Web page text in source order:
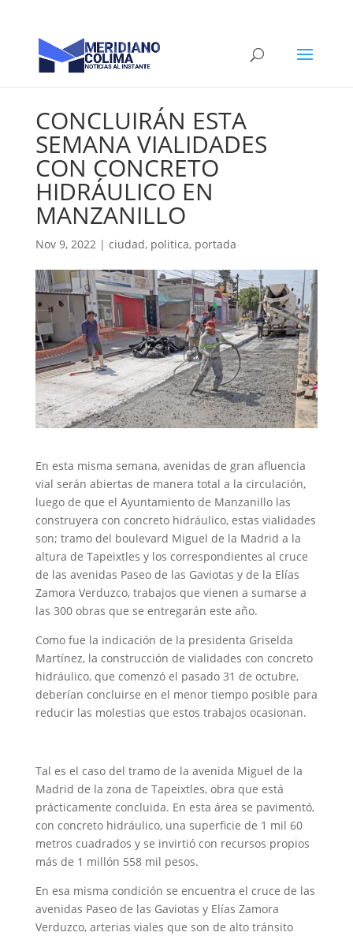
CONCLUIRÁN ESTA
SEMANA VIALIDADES
CON CONCRETO
HIDRÁULICO EN
MANZANILLO
Nov 9, 2022| ciudad, politica, portada
En esta misma semana, avenidas de gran afluencia
vial serán abiertas de manera total a la circulación,
luego de que el Ayuntamiento de Manzanillo las
construyera con concreto hidráulico, estas vialidades
son; tramo del boulevard Miguel de la Madrid a la
altura de Tapeixtles y los correspondientes al cruce
de las avenidas Paseo de las Gaviotas y de la Elías
Zamora Verduzco, trabajos que vienen a sumarse a
las 300 obras que se entregarán este año.
Como fue la indicación de la presidenta Griselda
Martínez, la construcción de vialidades con concreto
hidráulico, que comenzó el pasado 31 de octubre,
deberían concluirse en el menor tiempo posible para
reducir las molestias que estos trabajos ocasionan.
Tal es el caso del tramo de la avenida Miguel de la
Madrid de la zona de Tapeixtles, obra que está
prácticamente concluida. En esta área se pavimentó,
con concreto hidráulico, una superficie de 1 mil 60
metros cuadrados y se invirtió con recursos propios
más de 1 millón 558 mil pesos.
En esa misma condición se encuentra el cruce de las
avenidas Paseo de las Gaviotas y Elías Zamora
Verduzco, arterias viales que son de alto tránsito